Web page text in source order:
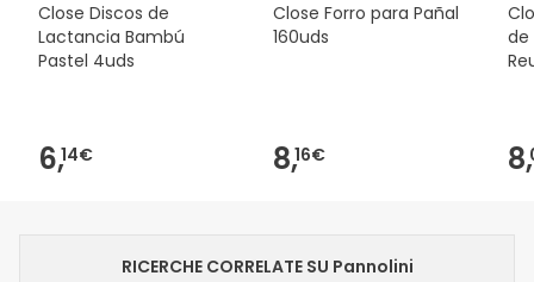
Close Discos de
Lactancia Bambú
Pastel 4uds
6,14€
Close Forro para Pañal
160uds
8,16€
de
8,
RICERCHE CORRELATE SU Pannolini